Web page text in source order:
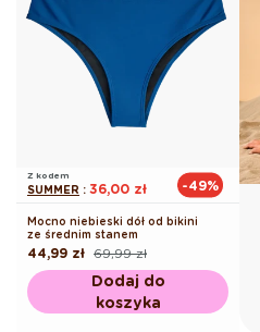
Z kodem
SUMMER : 36,00 zł -49%
Mocno niebieski dół od bikini
ze średnim stanem
Cena
regularna
69,99 zł
Cena
promocyjna
44,99 zł
Dodaj do
koszyka